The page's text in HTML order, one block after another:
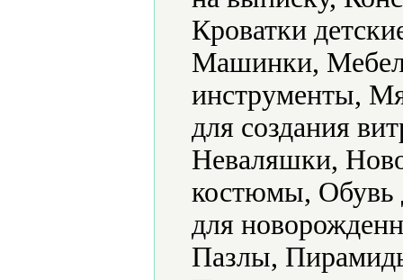
Кроватки
Машинки,
инструменты,
для создания
Неваляшки,
костюмы, Обувь
для
Пазлы,